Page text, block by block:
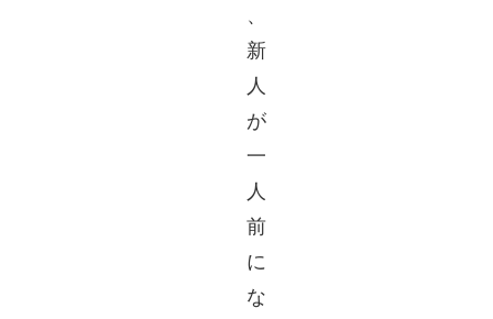
、
新
人
が
一
人
前
に
な